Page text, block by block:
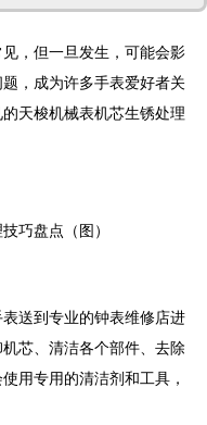
，但一旦发生，可能会影
，成为许多手表爱好者关
天梭机械表机芯生锈处理
送到专业的钟表维修店进
芯、清洁各个部件、去除
用专用的清洁剂和工具，